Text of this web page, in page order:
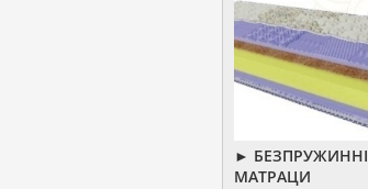
► БЕЗПРУЖИННІ
МАТРАЦИ